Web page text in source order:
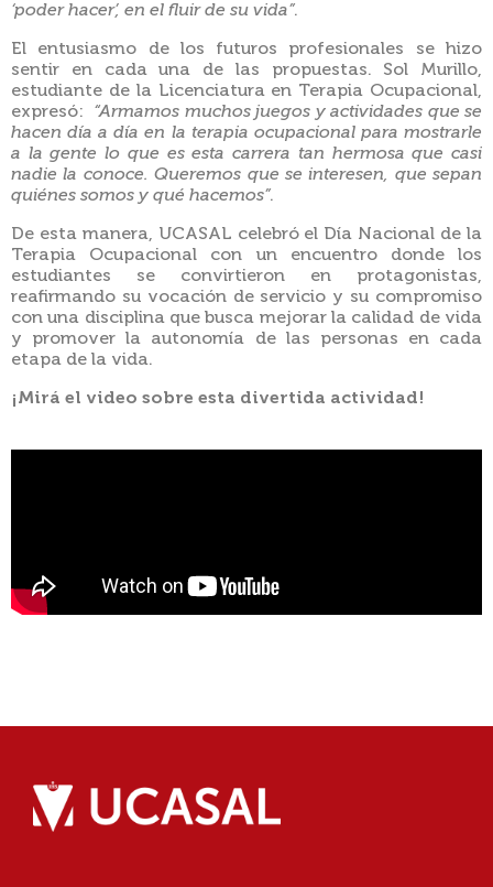
‘poder hacer’, en el fluir de su vida”.
El entusiasmo de los futuros profesionales se hizo
sentir en cada una de las propuestas. Sol Murillo,
estudiante de la Licenciatura en Terapia Ocupacional,
expresó: “Armamos muchos juegos y actividades que se
hacen día a día en la terapia ocupacional para mostrarle
a la gente lo que es esta carrera tan hermosa que casi
nadie la conoce. Queremos que se interesen, que sepan
quiénes somos y qué hacemos”.
De esta manera, UCASAL celebró el Día Nacional de la
Terapia Ocupacional con un encuentro donde los
estudiantes se convirtieron en protagonistas,
reafirmando su vocación de servicio y su compromiso
con una disciplina que busca mejorar la calidad de vida
y promover la autonomía de las personas en cada
etapa de la vida.
¡Mirá el video sobre esta divertida actividad!